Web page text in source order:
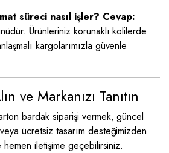
süreci nasıl işler? Cevap:
Ürünleriniz korunaklı kolilerde
kargolarımızla güvenle
ve Markanızı Tanıtın
bardak siparişi vermek, güncel
ücretsiz tasarım desteğimizden
hemen iletişime geçebilirsiniz.